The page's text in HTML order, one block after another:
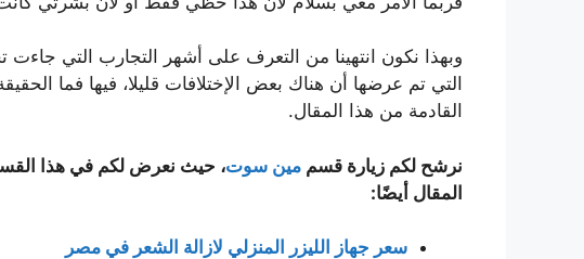
وبهذا نكون انتهينا من التعرف على أشهر التجارب التي
التي تم عرضها أن هناك بعض الإختلافات قليلا، فيها فما
القادمة من هذا المقال.
نرشح لكم زيارة قسم مين سوت، حيث نعرض لكم في هذا القسم
المقال أيضًا:
سعر جهاز الليزر المنزلي لازالة الشعر في مصر